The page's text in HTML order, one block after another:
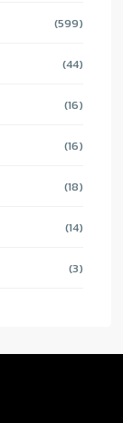
(599)
(44)
(16)
(16)
(18)
(14)
(3)